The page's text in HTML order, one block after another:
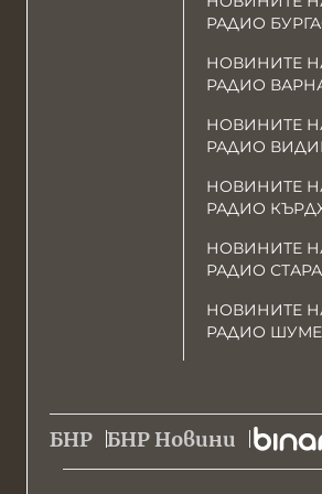
РАДИО
НОВИНИТЕ
РАДИО
НОВИНИТЕ
РАДИО
НОВИНИТЕ
РАДИО
НОВИНИТЕ
РАДИО
НОВИНИТЕ
РАДИО
БНР БНР Новини